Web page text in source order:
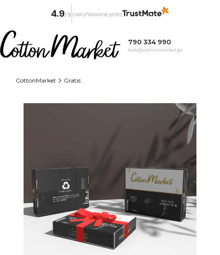
790 334 990
bok@cottonmarket.pl
CottonMarket Gratis
4.9/ 5 zweryfikowane przez